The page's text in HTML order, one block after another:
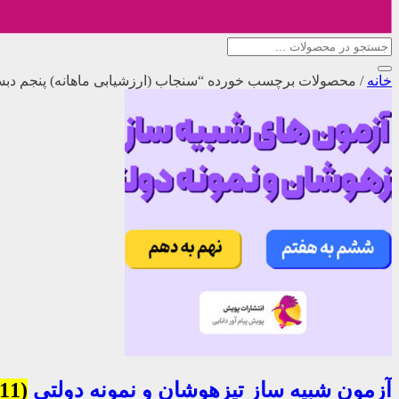
خانه / محصولات برچسب خورده “سنجاب (ارزشیابی ماهانه) پنجم
آزمون شبیه ساز تیزهوشان و نمونه دولتی (11)